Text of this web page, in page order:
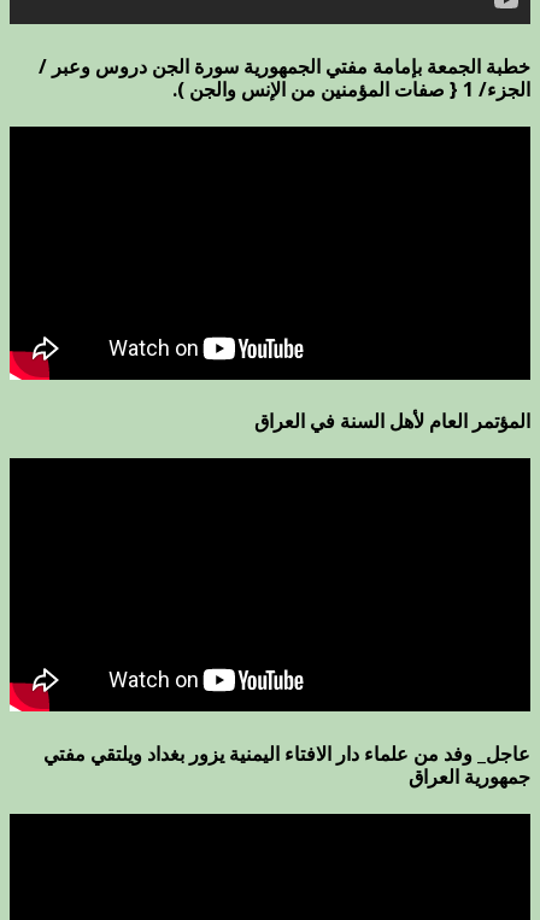
خطبة الجمعة بإمامة مفتي الجمهورية سورة الجن دروس وعبر /
الجزء/ 1 { صفات المؤمنين من الإنس والجن ).
المؤتمر العام لأهل السنة في العراق
عاجل_ وفد من علماء دار الافتاء اليمنية يزور بغداد ويلتقي مفتي
جمهورية العراق